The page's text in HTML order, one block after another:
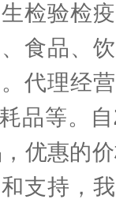
检验检
食品、
代理经
品等。自
优惠的
支持，